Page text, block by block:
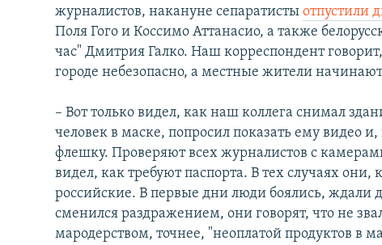
журналистов, накануне сепаратистыотпустили
Поля Гого и Коссимо Аттанасио, а также
час" Дмитрия Галко. Наш корреспондент
городе небезопасно, а местные жители начинают
– Вот только видел, как наш коллега снимал
человек в маске, попросил показать ему видео
флешку. Проверяют всех журналистов с
видел, как требуют паспорта. В тех случаях они,
российские. В первые дни люди боялись, ждали
сменился раздражением, они говорят, что не
мародерством, точнее, "неоплатой продуктов в